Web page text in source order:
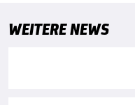
WEITERE NEWS